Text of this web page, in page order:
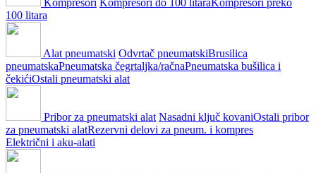
100 litara
Alat pneumatski Odvrtač pneumatskiBrusilica
pneumatskaPneumatska čegrtaljka/račnaPneumatska bušilica i
čekićiOstali pneumatski alat
Pribor za pneumatski alat Nasadni ključ kovaniOstali pribor
za pneumatski alatRezervni delovi za pneum. i kompres
Električni i aku-alati